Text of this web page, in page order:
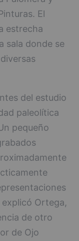
El
estrecha
sala donde se
del estudio
paleolítica
pequeño
explicó Ortega,
de otro
de Ojo